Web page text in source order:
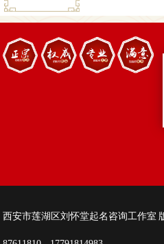
西安市莲湖区刘怀堂起名咨询工作室